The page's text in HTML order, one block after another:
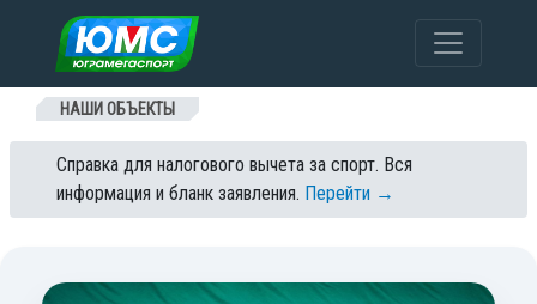
Перейти к содержанию
НАШИ ОБЪЕКТЫ
Справка для налогового вычета за спорт. Вся
информация и бланк заявления. Перейти →